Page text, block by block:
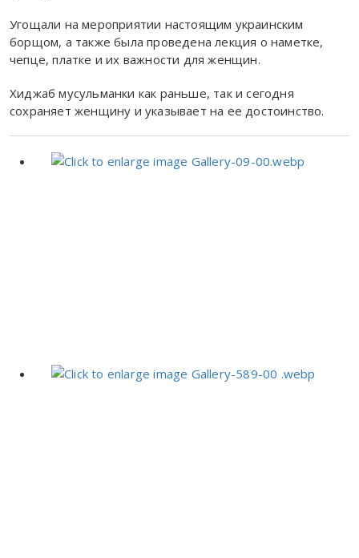
Угощали на мероприятии настоящим украинским
борщом, а также была проведена лекция о наметке,
чепце, платке и их важности для женщин.
Хиджаб мусульманки как раньше, так и сегодня
сохраняет женщину и указывает на ее достоинство.